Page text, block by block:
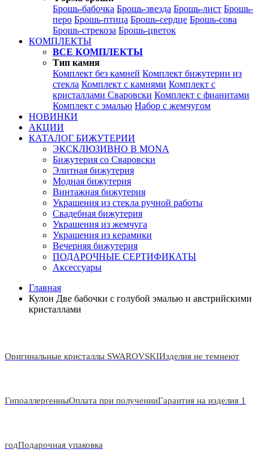
Брошь-бабочка Брошь-звезда Брошь-лист Брошь-
перо Брошь-птица Брошь-сердце Брошь-сова
Брошь-стрекоза Брошь-цветок
КОМПЛЕКТЫ
ВСЕ КОМПЛЕКТЫ
Тип камня
Комплект без камней Комплект бижутерии из
стекла Комплект с камнями Комплект с
кристаллами Сваровски Комплект с фианитами
Комплект с эмалью Набор с жемчугом
НОВИНКИ
АКЦИИ
КАТАЛОГ БИЖУТЕРИИ
ЭКСКЛЮЗИВНО В MONA
Бижутерия со Сваровски
Элитная бижутерия
Модная бижутерия
Винтажная бижутерия
Украшения из стекла ручной работы
Свадебная бижутерия
Украшения из жемчуга
Украшения из керамики
Вечерняя бижутерия
ПОДАРОЧНЫЕ СЕРТИФИКАТЫ
Аксессуары
Главная
Кулон Две бабочки с голубой эмалью и австрийскими
кристаллами
Оригинальные кристаллы SWAROVSKIИзделия не темнеют
ГипоаллергенныОплата при полученииГарантия на изделия 1
годПодарочная упаковка